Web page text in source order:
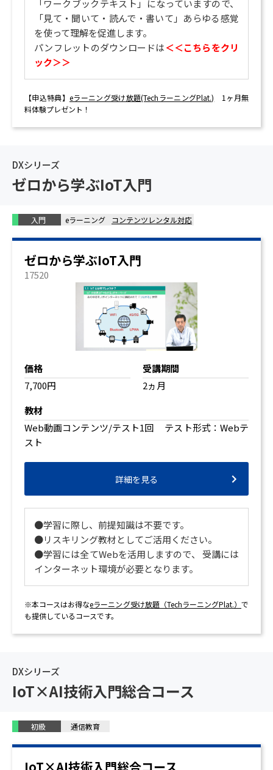
「ワークブックテキスト」になっていますので、
「見て・聞いて・読んで・書いて」あらゆる感覚
を使って理解を促進します。
パンフレットのダウンロードは＜＜こちらをクリ
ック＞＞
【申込特典】 eラーニング受け放題(TechラーニングPlat.) 1ヶ月無
料体験プレゼント！
DXシリーズ
ゼロから学ぶIoT入門
入門 eラーニング コンテンツレンタル対応
ゼロから学ぶIoT入門
17520
価格
7,700円
受講期間
2ヵ月
教材
Web動画コンテンツ/テスト1回 テスト形式：Webテ
スト
詳細を見る
●学習に際し、前提知識は不要です。
●リスキリング教材としてご活用ください。
●学習には全てWebを活用しますので、 受講には
インターネット環境が必要となります。
※本コースはお得なeラーニング受け放題（TechラーニングPlat.）で
も提供しているコースです。
DXシリーズ
IoT×AI技術入門総合コース
初級 通信教育